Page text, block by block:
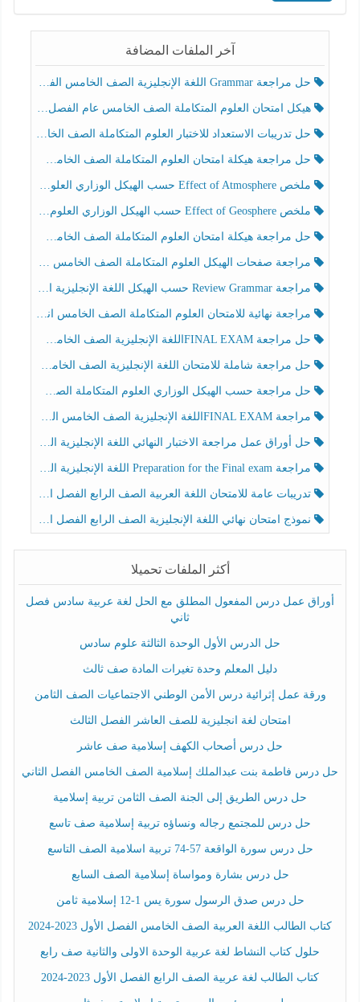
آخر الملفات المضافة
حل مراجعة Grammar اللغة الإنجليزية الصف الخامس الفصل الثالث
هيكل امتحان العلوم المتكاملة الصف الخامس عام الفصل الدراسي الثالث 2025-2026
حل تدريبات الاستعداد للاختبار العلوم المتكاملة الصف الخامس عام الفصل الثالث
حل مراجعة هيكلة امتحان العلوم المتكاملة الصف الخامس انسبير الفصل الثالث
ملخص Effect of Atmosphere حسب الهيكل الوزاري العلوم المتكاملة الصف الخامس انسبير الفصل الثالث
ملخص Effect of Geosphere حسب الهيكل الوزاري العلوم المتكاملة الصف الخامس انسبير الفصل الثالث
حل مراجعة هيكلة امتحان العلوم المتكاملة الصف الخامس عام الفصل الثالث
مراجعة صفحات الهيكل العلوم المتكاملة الصف الخامس انسبير الفصل الثالث
مراجعة Review Grammar حسب الهيكل اللغة الإنجليزية الصف الخامس الفصل الثالث
مراجعة نهائية للامتحان العلوم المتكاملة الصف الخامس انسبير الفصل الثالث
حل مراجعة FINAL EXAMاللغة الإنجليزية الصف الخامس الفصل الثالث
حل مراجعة شاملة للامتحان اللغة الإنجليزية الصف الخامس الفصل الثالث
حل مراجعة حسب الهيكل الوزاري العلوم المتكاملة الصف الخامس عام الفصل الثالث
مراجعة FINAL EXAMاللغة الإنجليزية الصف الخامس الفصل الثالث
حل أوراق عمل مراجعة الاختبار النهائي اللغة الإنجليزية الصف الرابع الفصل الثالث
مراجعة Preparation for the Final exam اللغة الإنجليزية الصف الرابع الفصل الثالث
تدريبات عامة للامتحان اللغة العربية الصف الرابع الفصل الثالث
نموذج امتحان نهائي اللغة الإنجليزية الصف الرابع الفصل الثالث
أكثر الملفات تحميلا
أوراق عمل درس المفعول المطلق مع الحل لغة عربية سادس فصل
ثاني
حل الدرس الأول الوحدة الثالثة علوم سادس
دليل المعلم وحدة تغيرات المادة صف ثالث
ورقة عمل إثرائية درس الأمن الوطني الاجتماعيات الصف الثامن
امتحان لغة انجليزية للصف العاشر الفصل الثالث
حل درس أصحاب الكهف إسلامية صف عاشر
حل درس فاطمة بنت عبدالملك إسلامية الصف الخامس الفصل الثاني
حل درس الطريق إلى الجنة الصف الثامن تربية إسلامية
حل درس للمجتمع رجاله ونساؤه تربية إسلامية صف تاسع
حل درس سورة الواقعة 57-74 تربية اسلامية الصف التاسع
حل درس بشارة ومواساة إسلامية الصف السابع
حل درس صدق الرسول سورة يس 1-12 إسلامية ثامن
كتاب الطالب اللغة العربية الصف الخامس الفصل الأول 2023-2024
حلول كتاب النشاط لغة عربية الوحدة الاولى والثانية صف رابع
كتاب الطالب لغة عربية الصف الرابع الفصل الأول 2023-2024